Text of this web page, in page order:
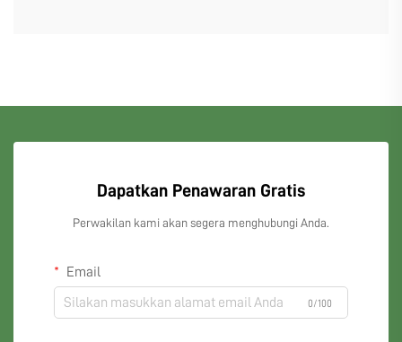
Dapatkan Penawaran Gratis
Perwakilan kami akan segera menghubungi Anda.
Email
0/100